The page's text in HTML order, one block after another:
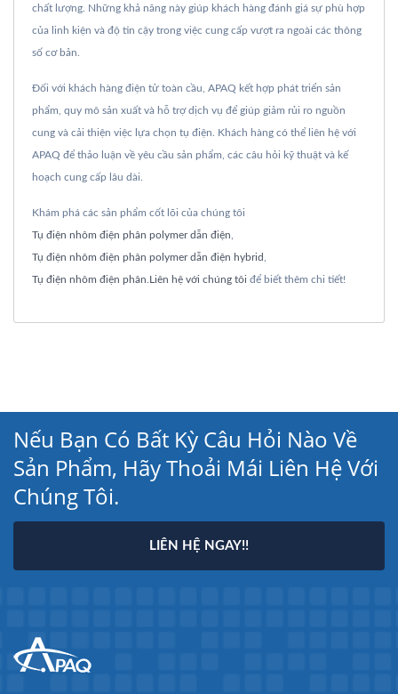
chất lượng. Những khả năng này giúp khách hàng đánh giá sự phù hợp
của linh kiện và độ tin cậy trong việc cung cấp vượt ra ngoài các thông
số cơ bản.
Đối với khách hàng điện tử toàn cầu, APAQ kết hợp phát triển sản
phẩm, quy mô sản xuất và hỗ trợ dịch vụ để giúp giảm rủi ro nguồn
cung và cải thiện việc lựa chọn tụ điện. Khách hàng có thể liên hệ với
APAQ để thảo luận về yêu cầu sản phẩm, các câu hỏi kỹ thuật và kế
hoạch cung cấp lâu dài.
Khám phá các sản phẩm cốt lõi của chúng tôi
Tụ điện nhôm điện phân polymer dẫn điện
Tụ điện nhôm điện phân polymer dẫn điện hybrid
Tụ điện nhôm điện phân Liên hệ với chúng tôi để biết thêm chi tiết!
Nếu Bạn Có Bất Kỳ Câu Hỏi Nào Về
Sản Phẩm, Hãy Thoải Mái Liên Hệ Với
Chúng Tôi.
LIÊN HỆ NGAY!!